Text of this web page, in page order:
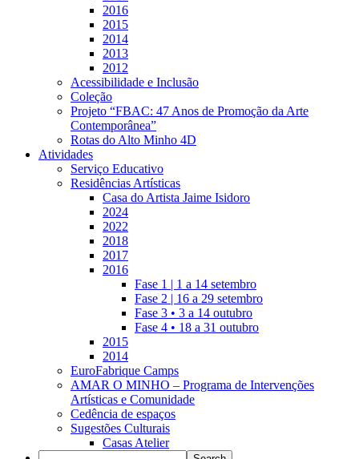
2016
2015
2014
2013
2012
Acessibilidade e Inclusão
Coleção
Projeto “FBAC: 47 Anos de Promoção da Arte
Contemporânea”
Rotas do Alto Minho 4D
Atividades
Serviço Educativo
Residências Artísticas
Casa do Artista Jaime Isidoro
2024
2022
2018
2017
2016
Fase 1 | 1 a 14 setembro
Fase 2 | 16 a 29 setembro
Fase 3 • 3 a 14 outubro
Fase 4 • 18 a 31 outubro
2015
2014
EuroFabrique Camps
AMAR O MINHO – Programa de Intervenções
Artísticas e Comunidade
Cedência de espaços
Sugestões Culturais
Casas Atelier